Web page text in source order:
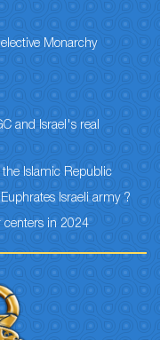
Monarchy
and Israel's real
Islamic Republic
Israeli army ?
centers in 2024